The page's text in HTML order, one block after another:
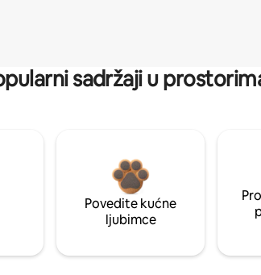
sadržaji u
Povedite kućne
ljubimce